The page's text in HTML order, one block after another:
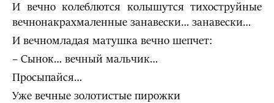
И вечно колеблются колышутся тихоструйные
вечнонакрахмаленные занавески… занавески…
И вечномладая матушка вечно шепчет:
– Сынок… вечный мальчик…
Просыпайся…
Уже вечные золотистые пирожки